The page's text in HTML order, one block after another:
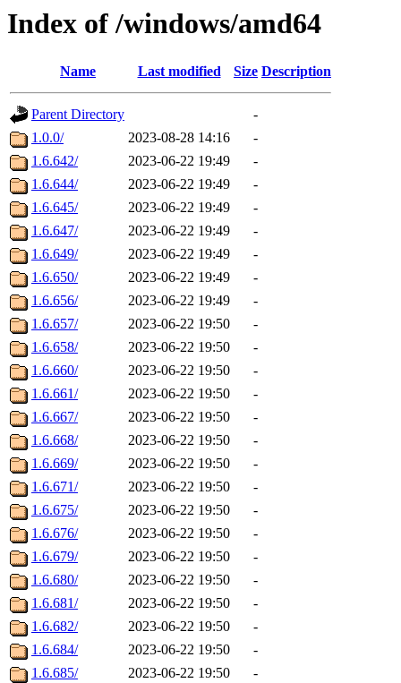
Index of /windows/amd64
Name Last modified Size Description
Parent Directory
-
1.0.0/
2023-08-28 14:16
-
1.6.642/
2023-06-22 19:49
-
1.6.644/
2023-06-22 19:49
-
1.6.645/
2023-06-22 19:49
-
1.6.647/
2023-06-22 19:49
-
1.6.649/
2023-06-22 19:49
-
1.6.650/
2023-06-22 19:49
-
1.6.656/
2023-06-22 19:49
-
1.6.657/
2023-06-22 19:50
-
1.6.658/
2023-06-22 19:50
-
1.6.660/
2023-06-22 19:50
-
1.6.661/
2023-06-22 19:50
-
1.6.667/
2023-06-22 19:50
-
1.6.668/
2023-06-22 19:50
-
1.6.669/
2023-06-22 19:50
-
1.6.671/
2023-06-22 19:50
-
1.6.675/
2023-06-22 19:50
-
1.6.676/
2023-06-22 19:50
-
1.6.679/
2023-06-22 19:50
-
1.6.680/
2023-06-22 19:50
-
1.6.681/
2023-06-22 19:50
-
1.6.682/
2023-06-22 19:50
-
1.6.684/
2023-06-22 19:50
-
1.6.685/
2023-06-22 19:50
-